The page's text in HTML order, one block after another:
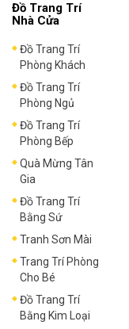
Đồ Trang Trí
Nhà Cửa
Đồ Trang Trí
Phòng Khách
Đồ Trang Trí
Phòng Ngủ
Đồ Trang Trí
Phòng Bếp
Quà Mừng Tân
Gia
Đồ Trang Trí
Bằng Sứ
Tranh Sơn Mài
Trang Trí Phòng
Cho Bé
Đồ Trang Trí
Bằng Kim Loại